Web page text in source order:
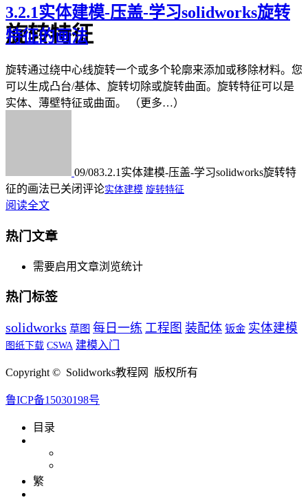
旋转特征
3.2.1实体建模-压盖-学习solidworks旋转
特征的画法
旋转通过绕中心线旋转一个或多个轮廓来添加或移除材料。您
可以生成凸台/基体、旋转切除或旋转曲面。旋转特征可以是
实体、薄壁特征或曲面。 （更多…）
09/083.2.1实体建模-压盖-学习solidworks旋转特
征的画法已关闭评论实体建模 旋转特征
阅读全文
热门文章
需要启用文章浏览统计
热门标签
solidworks 草图 每日一练 工程图 装配体 钣金 实体建模
图纸下载 CSWA 建模入门
Copyright © Solidworks教程网 版权所有
鲁ICP备15030198号
目录
繁